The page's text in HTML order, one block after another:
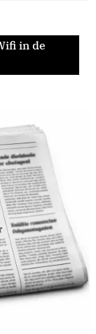
in de